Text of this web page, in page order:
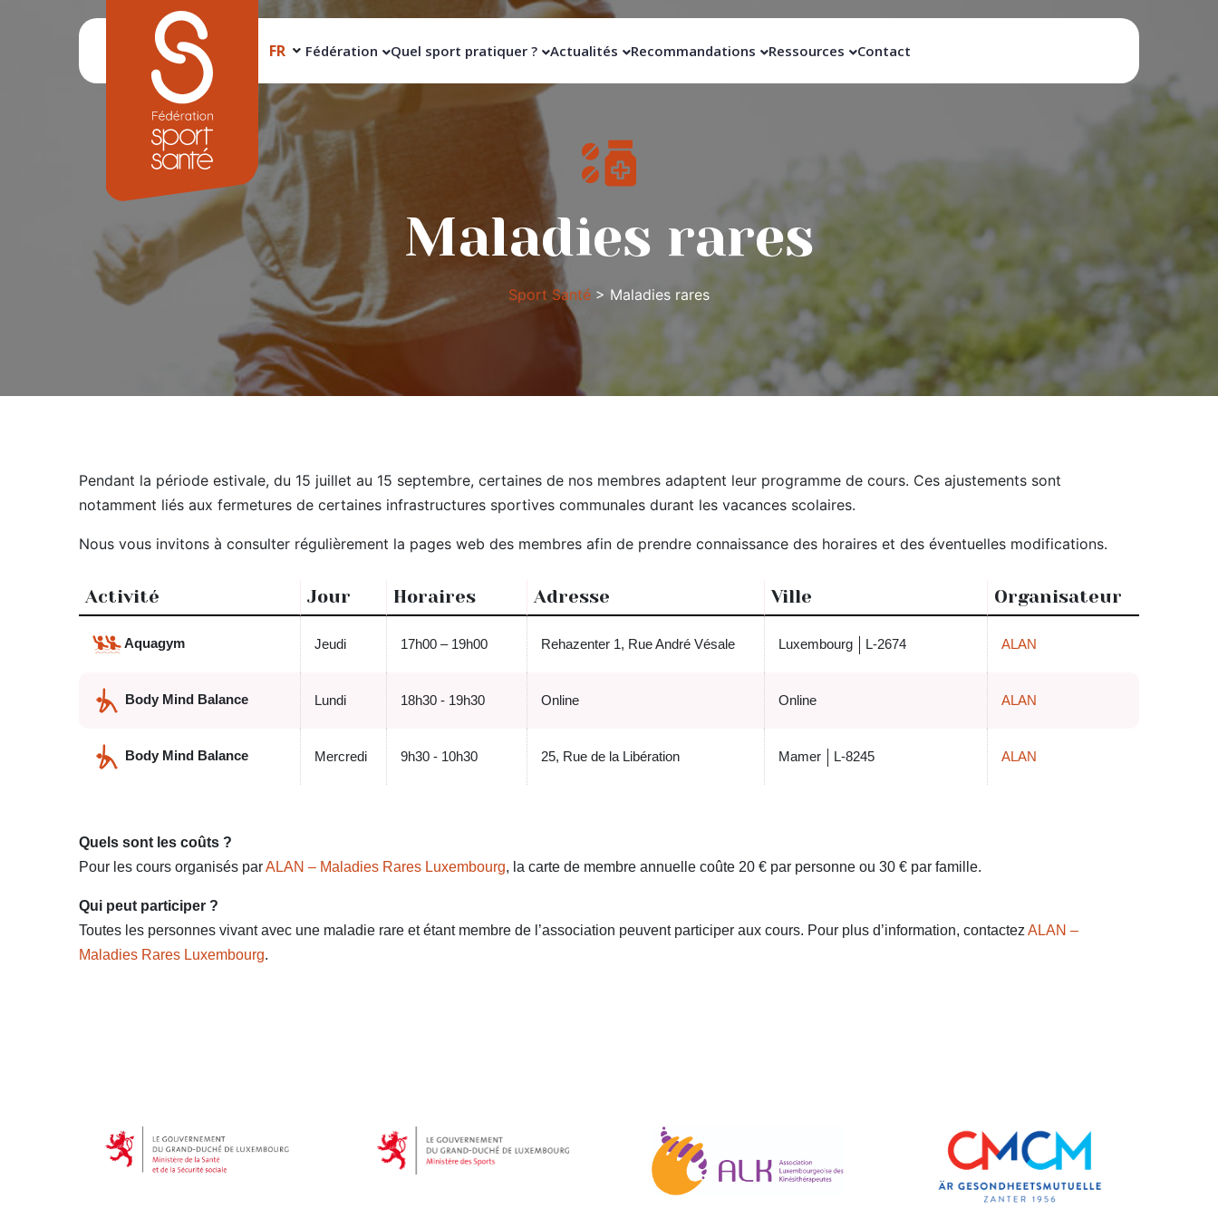
FR Fédération Quel sport pratiquer ? Actualités Recommandations Ressources Contact
Maladies rares
Sport Santé > Maladies rares
Pendant la période estivale, du 15 juillet au 15 septembre, certaines de nos membres adaptent leur programme de cours. Ces ajustements sont
notamment liés aux fermetures de certaines infrastructures sportives communales durant les vacances scolaires.
Nous vous invitons à consulter régulièrement la pages web des membres afin de prendre connaissance des horaires et des éventuelles modifications.
Activité Jour Horaires Adresse Ville Organisateur
Aquagym Jeudi 17h00 – 19h00 Rehazenter 1, Rue André Vésale Luxembourg L-2674 ALAN
Body Mind Balance Lundi 18h30 - 19h30 Online Online ALAN
Body Mind Balance Mercredi 9h30 - 10h30 25, Rue de la Libération Mamer L-8245 ALAN
Quels sont les coûts ?
Pour les cours organisés parALAN – Maladies Rares Luxembourg, la carte de membre annuelle coûte 20 € par personne ou 30 € par famille.
Qui peut participer ?
Toutes les personnes vivant avec une maladie rare et étant membre de l’association peuvent participer aux cours. Pour plus d’information, contactez ALAN –
Maladies Rares Luxembourg.